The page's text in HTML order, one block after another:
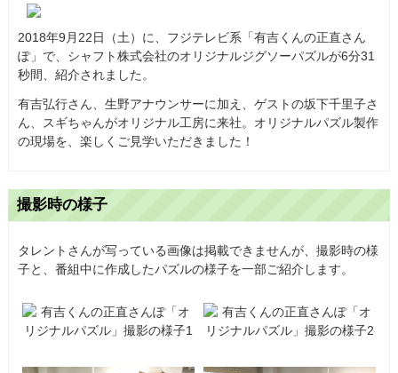
2018年9月22日（土）に、フジテレビ系「有吉くんの正直さん
ぽ」で、シャフト株式会社のオリジナルジグソーパズルが6分31
秒間、紹介されました。
有吉弘行さん、生野アナウンサーに加え、ゲストの坂下千里子さ
ん、スギちゃんがオリジナル工房に来社。オリジナルパズル製作
の現場を、楽しくご見学いただきました！
撮影時の様子
タレントさんが写っている画像は掲載できませんが、撮影時の様
子と、番組中に作成したパズルの様子を一部ご紹介します。